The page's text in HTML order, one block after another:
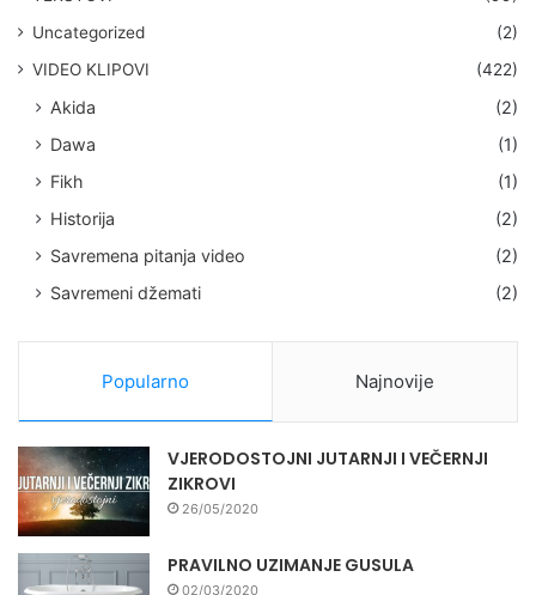
Uncategorized
(2)
VIDEO KLIPOVI
(422)
Akida
(2)
Dawa
(1)
Fikh
(1)
Historija
(2)
Savremena pitanja video
(2)
Savremeni džemati
(2)
Popularno Najnovije
VJERODOSTOJNI JUTARNJI I VEČERNJI
ZIKROVI
26/05/2020
PRAVILNO UZIMANJE GUSULA
02/03/2020